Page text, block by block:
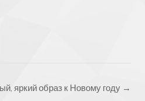
яркий образ к Новому году →